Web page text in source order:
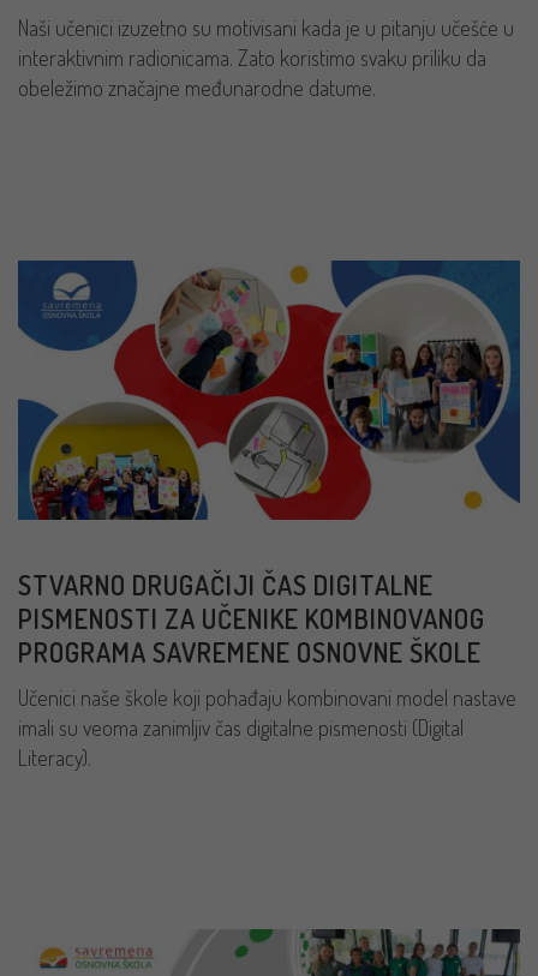
Naši učenici izuzetno su motivisani kada je u pitanju učešće u
interaktivnim radionicama. Zato koristimo svaku priliku da
obeležimo značajne međunarodne datume.
STVARNO DRUGAČIJI ČAS DIGITALNE
PISMENOSTI ZA UČENIKE KOMBINOVANOG
PROGRAMA SAVREMENE OSNOVNE ŠKOLE
Učenici naše škole koji pohađaju kombinovani model nastave
imali su veoma zanimljiv čas digitalne pismenosti (Digital
Literacy).